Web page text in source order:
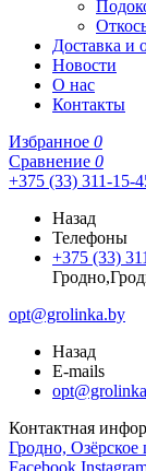
Доставка и
Новости
О нас
Контакты
Избранное 0
Сравнение 0
+375 (33) 311-15-
Назад
Телефоны
+375 (33)
opt@grolinka.by
Назад
E-mails
Контактная
Гродно, Озёрское
Facebook